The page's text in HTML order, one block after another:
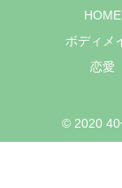
HOME
ボディメ
恋愛
© 2020 40